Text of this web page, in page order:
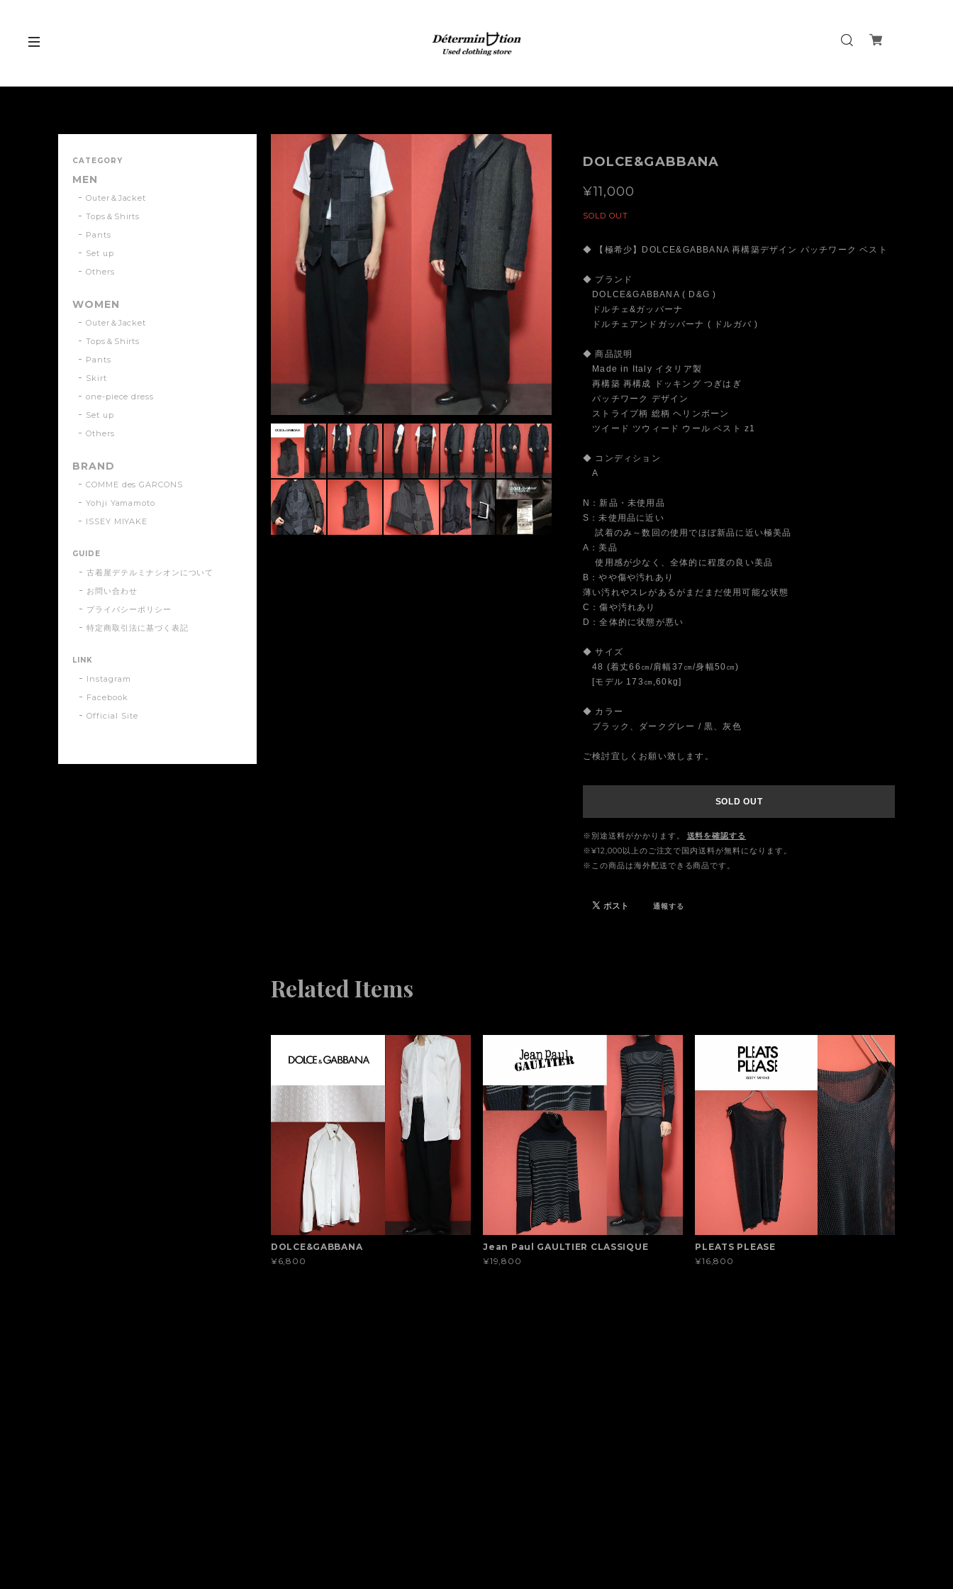
DOLCE&GABBANA
¥11,000
SOLD OUT
◆ 【極希少】DOLCE&GABBANA 再構築デザイン パッチワーク ベスト
◆ ブランド
DOLCE&GABBANA ( D&G )
ドルチェ&ガッバーナ
ドルチェアンドガッバーナ ( ドルガバ )
◆ 商品説明
Made in Italy イタリア製
再構築 再構成 ドッキング つぎはぎ
パッチワーク デザイン
ストライプ柄 総柄 ヘリンボーン
ツイード ツウィード ウール ベスト z1
◆ コンディション
A
N：新品・未使用品
S：未使用品に近い
試着のみ～数回の使用でほぼ新品に近い極美品
A：美品
使用感が少なく、全体的に程度の良い美品
B：やや傷や汚れあり
薄い汚れやスレがあるがまだまだ使用可能な状態
C：傷や汚れあり
D：全体的に状態が悪い
◆ サイズ
48 (着丈66㎝/肩幅37㎝/身幅50㎝)
[モデル 173㎝,60kg]
◆ カラー
ブラック、ダークグレー / 黒、灰色
ご検討宜しくお願い致します。
SOLD OUT
※別途送料がかかります。
送料を確認する
※¥12,000以上のご注文で国内送料が無料になります。
※この商品は海外配送できる商品です。
通報する
Related Items
DOLCE&GABBANA
¥6,800
Jean Paul GAULTIER CLASSIQUE
¥19,800
PLEATS PLEASE
¥16,800
CATEGORY
MEN
Outer＆Jacket
Tops＆Shirts
Pants
Set up
Others
WOMEN
Outer＆Jacket
Tops＆Shirts
Pants
Skirt
one-piece dress
Set up
Others
BRAND
COMME des GARCONS
Yohji Yamamoto
ISSEY MIYAKE
GUIDE
古着屋デテルミナシオンについて
お問い合わせ
プライバシーポリシー
特定商取引法に基づく表記
LINK
Instagram
Facebook
Official Site